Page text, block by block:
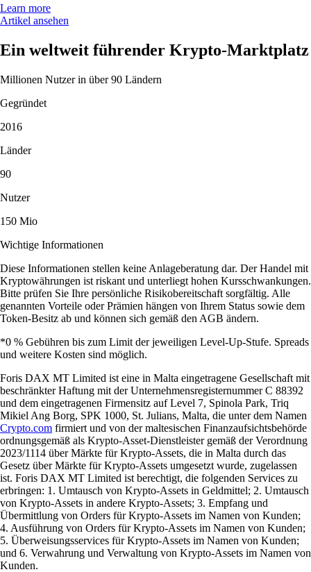
Learn more
Artikel ansehen
Ein weltweit führender Krypto-Marktplatz
Millionen Nutzer in über 90 Ländern
Gegründet
2016
Länder
90
Nutzer
150 Mio
Wichtige Informationen
Diese Informationen stellen keine Anlageberatung dar. Der Handel mit
Kryptowährungen ist riskant und unterliegt hohen Kursschwankungen.
Bitte prüfen Sie Ihre persönliche Risikobereitschaft sorgfältig. Alle
genannten Vorteile oder Prämien hängen von Ihrem Status sowie dem
Token-Besitz ab und können sich gemäß den AGB ändern.
*0 % Gebühren bis zum Limit der jeweiligen Level-Up-Stufe. Spreads
und weitere Kosten sind möglich.
Foris DAX MT Limited ist eine in Malta eingetragene Gesellschaft mit
beschränkter Haftung mit der Unternehmensregisternummer C 88392
und dem eingetragenen Firmensitz auf Level 7, Spinola Park, Triq
Mikiel Ang Borg, SPK 1000, St. Julians, Malta, die unter dem Namen
Crypto.com firmiert und von der maltesischen Finanzaufsichtsbehörde
ordnungsgemäß als Krypto-Asset-Dienstleister gemäß der Verordnung
2023/1114 über Märkte für Krypto-Assets, die in Malta durch das
Gesetz über Märkte für Krypto-Assets umgesetzt wurde, zugelassen
ist. Foris DAX MT Limited ist berechtigt, die folgenden Services zu
erbringen: 1. Umtausch von Krypto-Assets in Geldmittel; 2. Umtausch
von Krypto-Assets in andere Krypto-Assets; 3. Empfang und
Übermittlung von Orders für Krypto-Assets im Namen von Kunden;
4. Ausführung von Orders für Krypto-Assets im Namen von Kunden;
5. Überweisungsservices für Krypto-Assets im Namen von Kunden;
und 6. Verwahrung und Verwaltung von Krypto-Assets im Namen von
Kunden.